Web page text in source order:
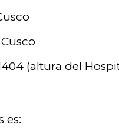
(altura del
es: